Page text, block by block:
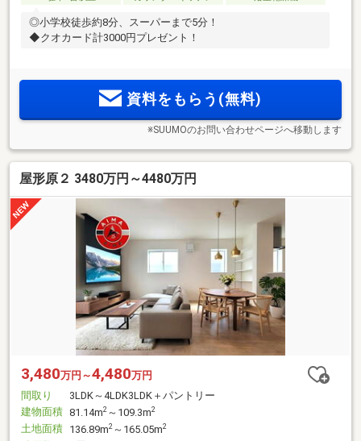
◎小学校徒歩約8分、スーパーまで5分！
◆クオカード計3000円プレゼント！
資料をもらう(無料)
※SUUMOのお問い合わせページへ移動します
屋形原２ 3480万円～4480万円
3,480万円～4,480万円
間取り
3LDK～4LDK3LDK＋パントリー
建物面積 81.14m2 ～109.3m2
土地面積 136.89m2 ～165.05m2